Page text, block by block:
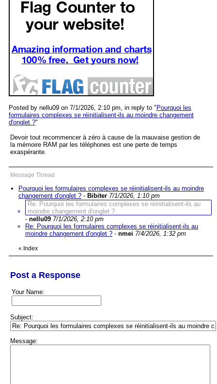
Posted by nellu09 on 7/1/2026, 2:10 pm, in reply to " Pourquoi les
formulaires complexes se réinitialisent-ils au moindre changement
d'onglet ?"
Devoir tout recommencer à zéro à cause de la mauvaise gestion de
la mémoire RAM par les téléphones est une perte de temps
exaspérante.
Message Thread
Pourquoi les formulaires complexes se réinitialisent-ils au moindre
changement d'onglet ? - Bibiter 7/1/2026, 1:10 pm
Re: Pourquoi les formulaires complexes se réinitialisent-ils au
moindre changement d'onglet ?
- nellu09 7/1/2026, 2:10 pm
Re: Pourquoi les formulaires complexes se réinitialisent-ils au
moindre changement d'onglet ? - nmei 7/4/2026, 1:32 pm
« Index
Post a Response
Your Name:
Subject:
Message: